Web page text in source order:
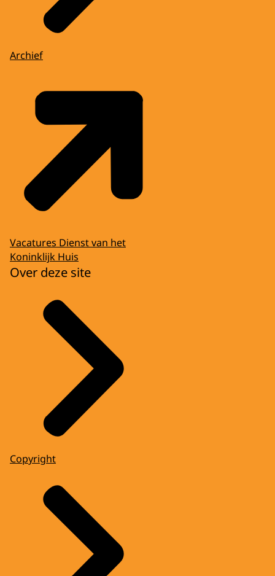
Archief
Vacatures Dienst van het
Koninklijk Huis
Over deze site
Copyright